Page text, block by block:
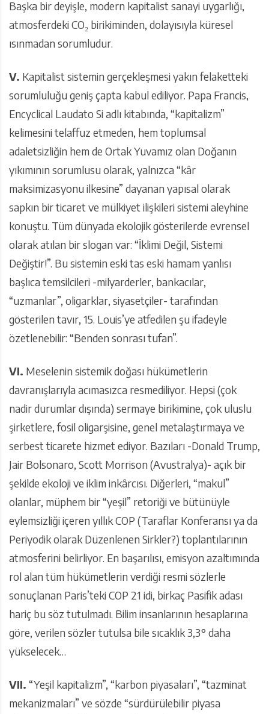
Başka bir deyişle, modern kapitalist sanayi uygarlığı,
atmosferdeki CO₂ birikiminden, dolayısıyla küresel
ısınmadan sorumludur.
V. Kapitalist sistemin gerçekleşmesi yakın felaketteki
sorumluluğu geniş çapta kabul ediliyor. Papa Francis,
Encyclical Laudato Si adlı kitabında, “kapitalizm”
kelimesini telaffuz etmeden, hem toplumsal
adaletsizliğin hem de Ortak Yuvamız olan Doğanın
yıkımının sorumlusu olarak, yalnızca “kâr
maksimizasyonu ilkesine” dayanan yapısal olarak
sapkın bir ticaret ve mülkiyet ilişkileri sistemi aleyhine
konuştu. Tüm dünyada ekolojik gösterilerde evrensel
olarak atılan bir slogan var: “İklimi Değil, Sistemi
Değiştir!”. Bu sistemin eski tas eski hamam yanlısı
başlıca temsilcileri -milyarderler, bankacılar,
“uzmanlar”, oligarklar, siyasetçiler- tarafından
gösterilen tavır, 15. Louis’ye atfedilen şu ifadeyle
özetlenebilir: “Benden sonrası tufan”.
VI. Meselenin sistemik doğası hükümetlerin
davranışlarıyla acımasızca resmediliyor. Hepsi (çok
nadir durumlar dışında) sermaye birikimine, çok uluslu
şirketlere, fosil oligarşisine, genel metalaştırmaya ve
serbest ticarete hizmet ediyor. Bazıları -Donald Trump,
Jair Bolsonaro, Scott Morrison (Avustralya)- açık bir
şekilde ekoloji ve iklim inkârcısı. Diğerleri, “makul”
olanlar, müphem bir “yeşil” retoriği ve bütünüyle
eylemsizliği içeren yıllık COP (Taraflar Konferansı ya da
Periyodik olarak Düzenlenen Sirkler?) toplantılarının
atmosferini belirliyor. En başarılısı, emisyon azaltımında
rol alan tüm hükümetlerin verdiği resmi sözlerle
sonuçlanan Paris’teki COP 21 idi, birkaç Pasifik adası
hariç bu söz tutulmadı. Bilim insanlarının hesaplarına
göre, verilen sözler tutulsa bile sıcaklık 3,3° daha
yükselecek…
VII. “Yeşil kapitalizm”, “karbon piyasaları”, “tazminat
mekanizmaları” ve sözde “sürdürülebilir piyasa